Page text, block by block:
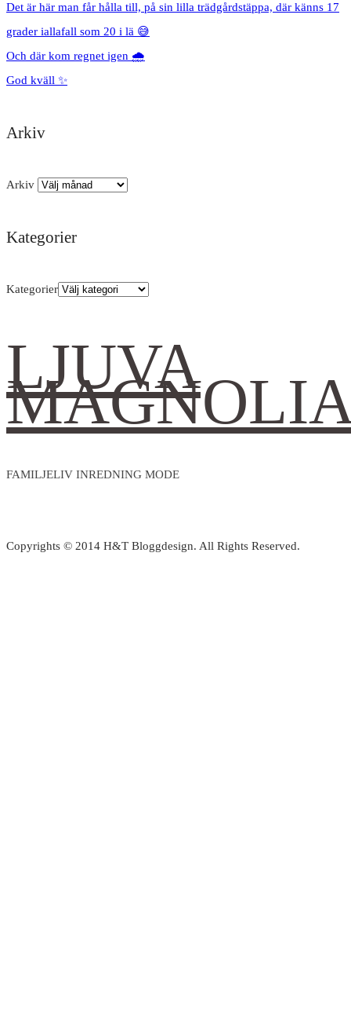
Det är här man får hålla till, på sin lilla trädgårdstäppa, där känns 17
grader iallafall som 20 i lä 😅
Och där kom regnet igen 🌧️
God kväll ✨
Arkiv
Arkiv
Kategorier
Kategorier
LJUVA
FAMILJELIV INREDNING MODE
Copyrights © 2014 H&T Bloggdesign. All Rights Reserved.